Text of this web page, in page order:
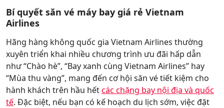
Bí quyết săn vé máy bay giá rẻ Vietnam
Airlines
Hãng hàng không quốc gia Vietnam Airlines thường
xuyên triển khai nhiều chương trình ưu đãi hấp dẫn
như “Chào hè”, “Bay xanh cùng Vietnam Airlines” hay
“Mùa thu vàng”, mang đến cơ hội săn vé tiết kiệm cho
hành khách trên hầu hếtcác chặng bay nội địa và quốc
tế. Đặc biệt, nếu bạn có kế hoạch du lịch sớm, việc đặt